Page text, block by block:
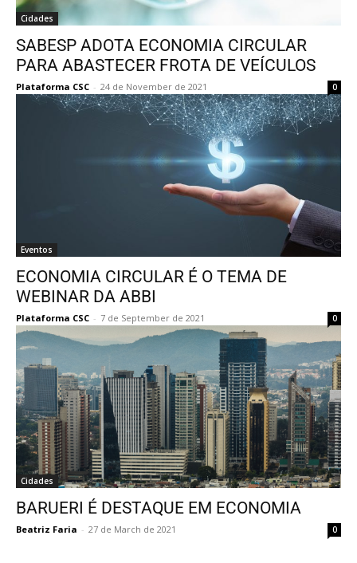
Cidades
SABESP ADOTA ECONOMIA CIRCULAR
PARA ABASTECER FROTA DE VEÍCULOS
Plataforma CSC - 24 de November de 2021 0
Eventos
ECONOMIA CIRCULAR É O TEMA DE
WEBINAR DA ABBI
Plataforma CSC - 7 de September de 2021 0
Cidades
BARUERI É DESTAQUE EM ECONOMIA
Beatriz Faria - 27 de March de 2021 0